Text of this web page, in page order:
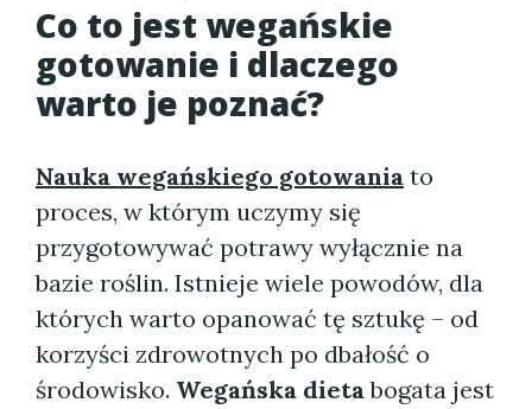
Co to jest wegańskie
gotowanie i dlaczego
warto je poznać?
Nauka wegańskiego gotowania to
proces, w którym uczymy się
przygotowywać potrawy wyłącznie na
bazie roślin. Istnieje wiele powodów, dla
których warto opanować tę sztukę – od
korzyści zdrowotnych po dbałość o
środowisko. Wegańska dietabogata jest